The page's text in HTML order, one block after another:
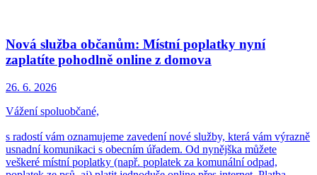
Nová služba občanům: Místní poplatky nyní
zaplatíte pohodlně online z domova
26. 6. 2026
Vážení spoluobčané,
s radostí vám oznamujeme zavedení nové služby, která vám výrazně
usnadní komunikaci s obecním úřadem. Od nynějška můžete
veškeré místní poplatky (např. poplatek za komunální odpad,